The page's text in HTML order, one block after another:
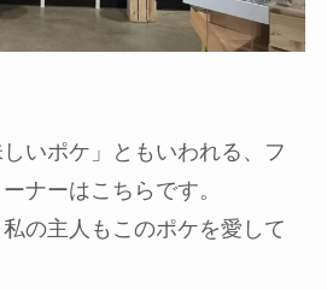
しいポケ」ともいわれる、フ
ナーはこちらです。
の主人もこのポケを愛して